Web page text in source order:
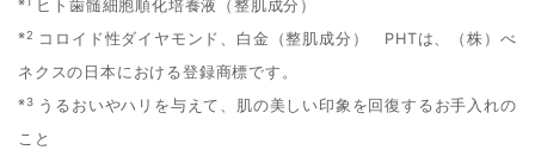
ヒト歯髄細胞順化培養液（整肌成分）
※2
コロイド性ダイヤモンド、白金（整肌成分） PHTは、（株）べ
ネクスの日本における登録商標です。
※3 うるおいやハリを与えて、肌の美しい印象を回復するお手入れの
こと